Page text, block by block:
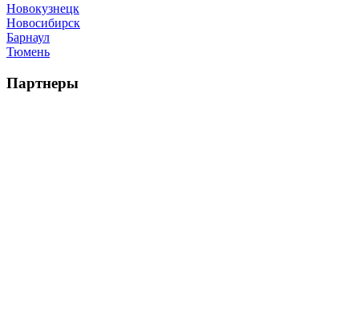
Новокузнецк
Новосибирск
Барнаул
Тюмень
Партнеры